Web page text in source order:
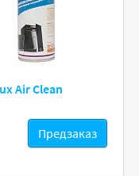
Air Clean
Предзаказ